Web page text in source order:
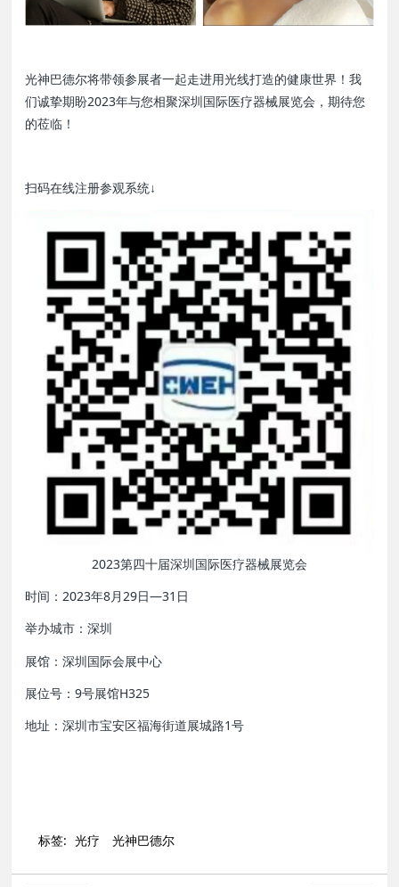
光神巴德尔将带领参展者一起走进用光线打造的健康世界！我
们诚挚期盼2023年与您相聚深圳国际医疗器械展览会，期待您
的莅临！
扫码在线注册参观系统↓
2023第四十届深圳国际医疗器械展览会
时间：2023年8月29日—31日
举办城市：深圳
展馆：深圳国际会展中心
展位号：9号展馆H325
地址：深圳市宝安区福海街道展城路1号
标签: 光疗 光神巴德尔